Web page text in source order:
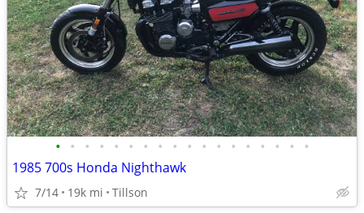
• • • • • • • • • • • • • • • • • •
1985 700s Honda Nighthawk
7/14 19k mi Tillson